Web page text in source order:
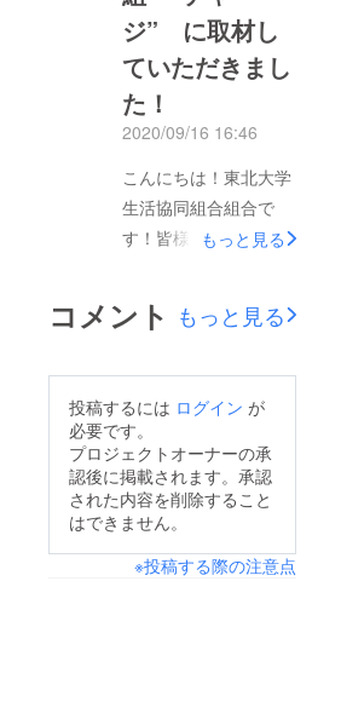
予定です。周りの方に
お声がけいただけます
と幸甚です。残り4日
と短い期間にはなりま
すが、ご協力の程何卒
よろしくお願いいたし
ます。
ジ” に取材し
ていただきまし
た！
2020/09/16 16:46
こんにちは！東北大学
生活協同組合組合で
す！皆様のあたたかい
ございます。支援者数
も170人を超え、多く
思います。本日、東日
本放送で毎週月曜日か
ら金曜日に放送されて
いる番組”チャージ”よ
いて取材していただき
もっと見る
コメント もっと見る
投稿するには ログイン が
必要です。
プロジェクトオーナーの承
認後に掲載されます。承認
された内容を削除すること
はできません。
※投稿する際の注意点